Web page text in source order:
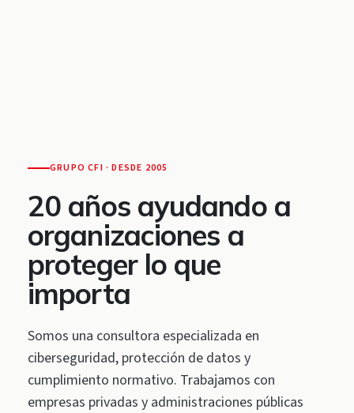
GRUPO CFI · DESDE 2005
20 años ayudando a
organizaciones a
proteger lo que
importa
Somos una consultora especializada en
ciberseguridad, protección de datos y
cumplimiento normativo. Trabajamos con
empresas privadas y administraciones públicas